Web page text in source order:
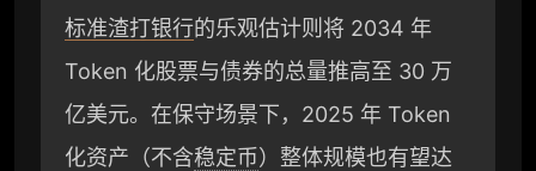
标准渣打银行的乐观估计则将 2034 年
Token 化股票与债券的总量推高至 30 万
亿美元。在保守场景下，2025 年 Token
化资产（不含稳定币）整体规模也有望达